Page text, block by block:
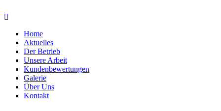
Home
Aktuelles
Der Betrieb
Unsere Arbeit
Kundenbewertungen
Galerie
Über Uns
Kontakt